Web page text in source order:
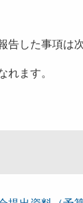
した事項は
れます。